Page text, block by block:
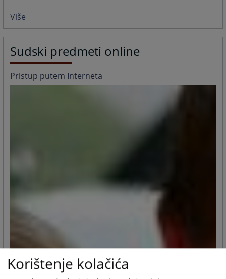
Više
Sudski predmeti online
Pristup putem Interneta
Korištenje kolačića